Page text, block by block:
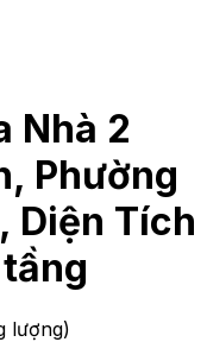
Nhà 2
Phường
Diện Tích
lượng)